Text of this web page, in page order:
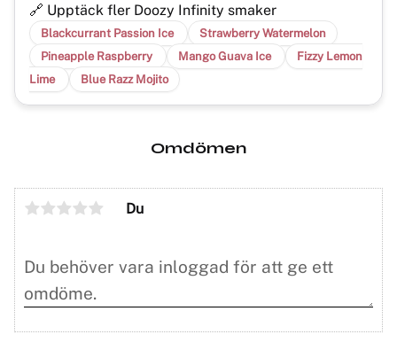
🔗 Upptäck fler Doozy Infinity smaker
Blackcurrant Passion Ice
Strawberry Watermelon
Pineapple Raspberry
Mango Guava Ice
Fizzy Lemon
Lime
Blue Razz Mojito
Omdömen
Du